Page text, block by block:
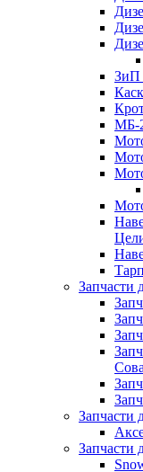
ЗиП
МБ-
Запчасти
Сова
Запчасти
Запчасти